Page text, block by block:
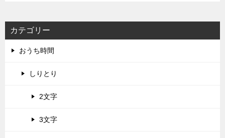
カテゴリー
おうち時間
しりとり
2文字
3文字